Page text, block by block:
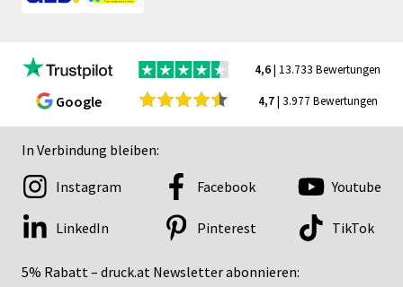
4,6| 13.733 Bewertungen
Google 4,7| 3.977 Bewertungen
In Verbindung bleiben:
5% Rabatt – druck.at Newsletter abonnieren:
Instagram Facebook Youtube
LinkedIn Pinterest TikTok